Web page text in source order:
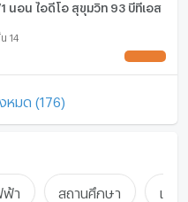
นอน ไอดีโอ สุขุมวิท 93 บีทีเอส
14
หมด (176)
ฟ้า สถานศึกษา แหล่